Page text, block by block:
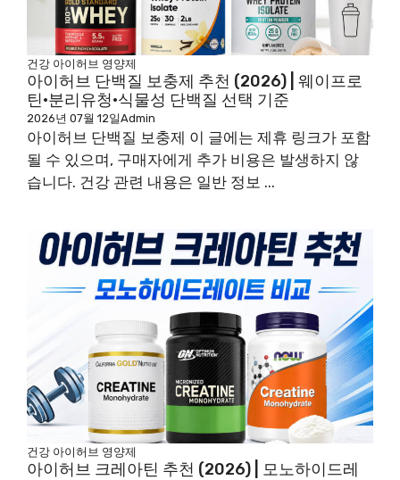
건강 아이허브 영양제
아이허브 단백질 보충제 추천 (2026) | 웨이프로
틴·분리유청·식물성 단백질 선택 기준
2026년 07월 12일Admin
아이허브 단백질 보충제 이 글에는 제휴 링크가 포함
될 수 있으며, 구매자에게 추가 비용은 발생하지 않
습니다. 건강 관련 내용은 일반 정보 ...
건강 아이허브 영양제
아이허브 크레아틴 추천 (2026) | 모노하이드레